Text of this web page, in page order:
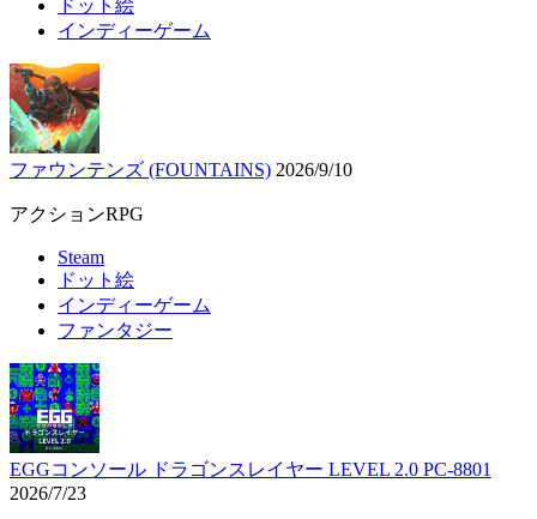
ドット絵
インディーゲーム
ファウンテンズ (FOUNTAINS) 2026/9/10
アクションRPG
Steam
ドット絵
インディーゲーム
ファンタジー
EGGコンソール ドラゴンスレイヤー LEVEL 2.0 PC-8801
2026/7/23